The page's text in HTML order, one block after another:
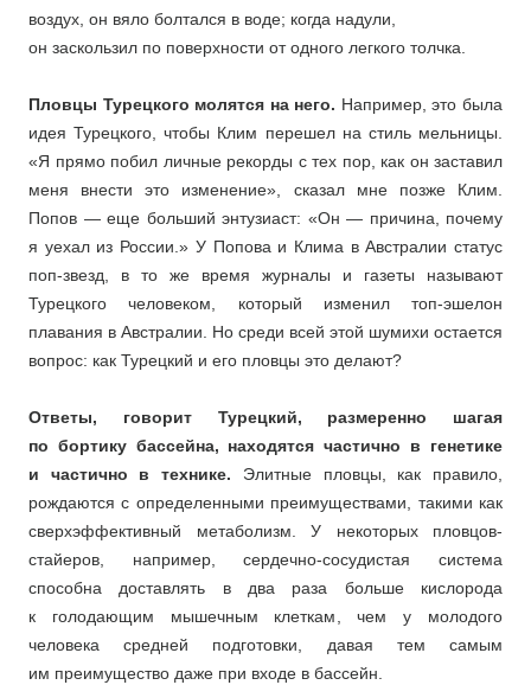
воздух, он вяло болтался в воде; когда надули,
он заскользил по поверхности от одного легкого толчка.
Пловцы Турецкого молятся на него. Например, это была
идея Турецкого, чтобы Клим перешел на стиль мельницы.
«Я прямо побил личные рекорды с тех пор, как он заставил
меня внести это изменение», сказал мне позже Клим.
Попов — еще больший энтузиаст: «Он — причина, почему
я уехал из России.» У Попова и Клима в Австралии статус
поп-звезд, в то же время журналы и газеты называют
Турецкого человеком, который изменил топ-эшелон
плавания в Австралии. Но среди всей этой шумихи остается
вопрос: как Турецкий и его пловцы это делают?
Ответы, говорит Турецкий, размеренно шагая
по бортику бассейна, находятся частично в генетике
и частично в технике. Элитные пловцы, как правило,
рождаются с определенными преимуществами, такими как
сверхэффективный метаболизм. У некоторых пловцов-
стайеров, например, сердечно-сосудистая система
способна доставлять в два раза больше кислорода
к голодающим мышечным клеткам, чем у молодого
человека средней подготовки, давая тем самым
им преимущество даже при входе в бассейн.